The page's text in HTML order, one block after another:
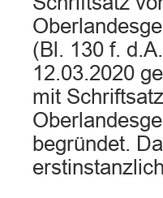
(Bl. 130 f.
12.03.2020
mit
begründet.